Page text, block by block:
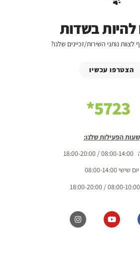
להיות בשדות
נותני השירות/זכיינים שלנו?
הצטרפו עכשיו
5723*
שעות הפעילות שלנו:
20:00
יום שישי 08:00-14:00